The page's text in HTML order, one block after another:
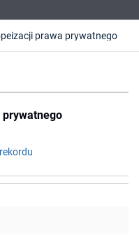
prawa prywatnego